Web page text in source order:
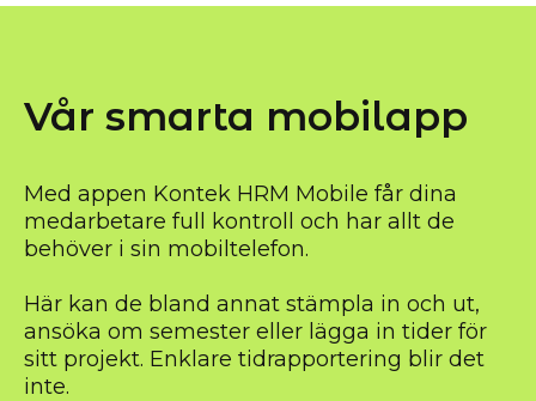
Vår smarta mobilapp
Med appen Kontek HRM Mobile får dina
medarbetare full kontroll och har allt de
behöver i sin mobiltelefon.
Här kan de bland annat stämpla in och ut,
ansöka om semester eller lägga in tider för
sitt projekt. Enklare tidrapportering blir det
inte.